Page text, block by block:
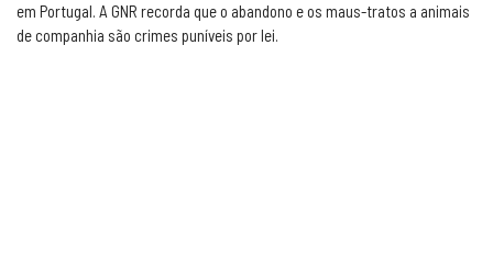
em Portugal. A GNR recorda que o abandono e os maus-tratos a animais
de companhia são crimes puníveis por lei.